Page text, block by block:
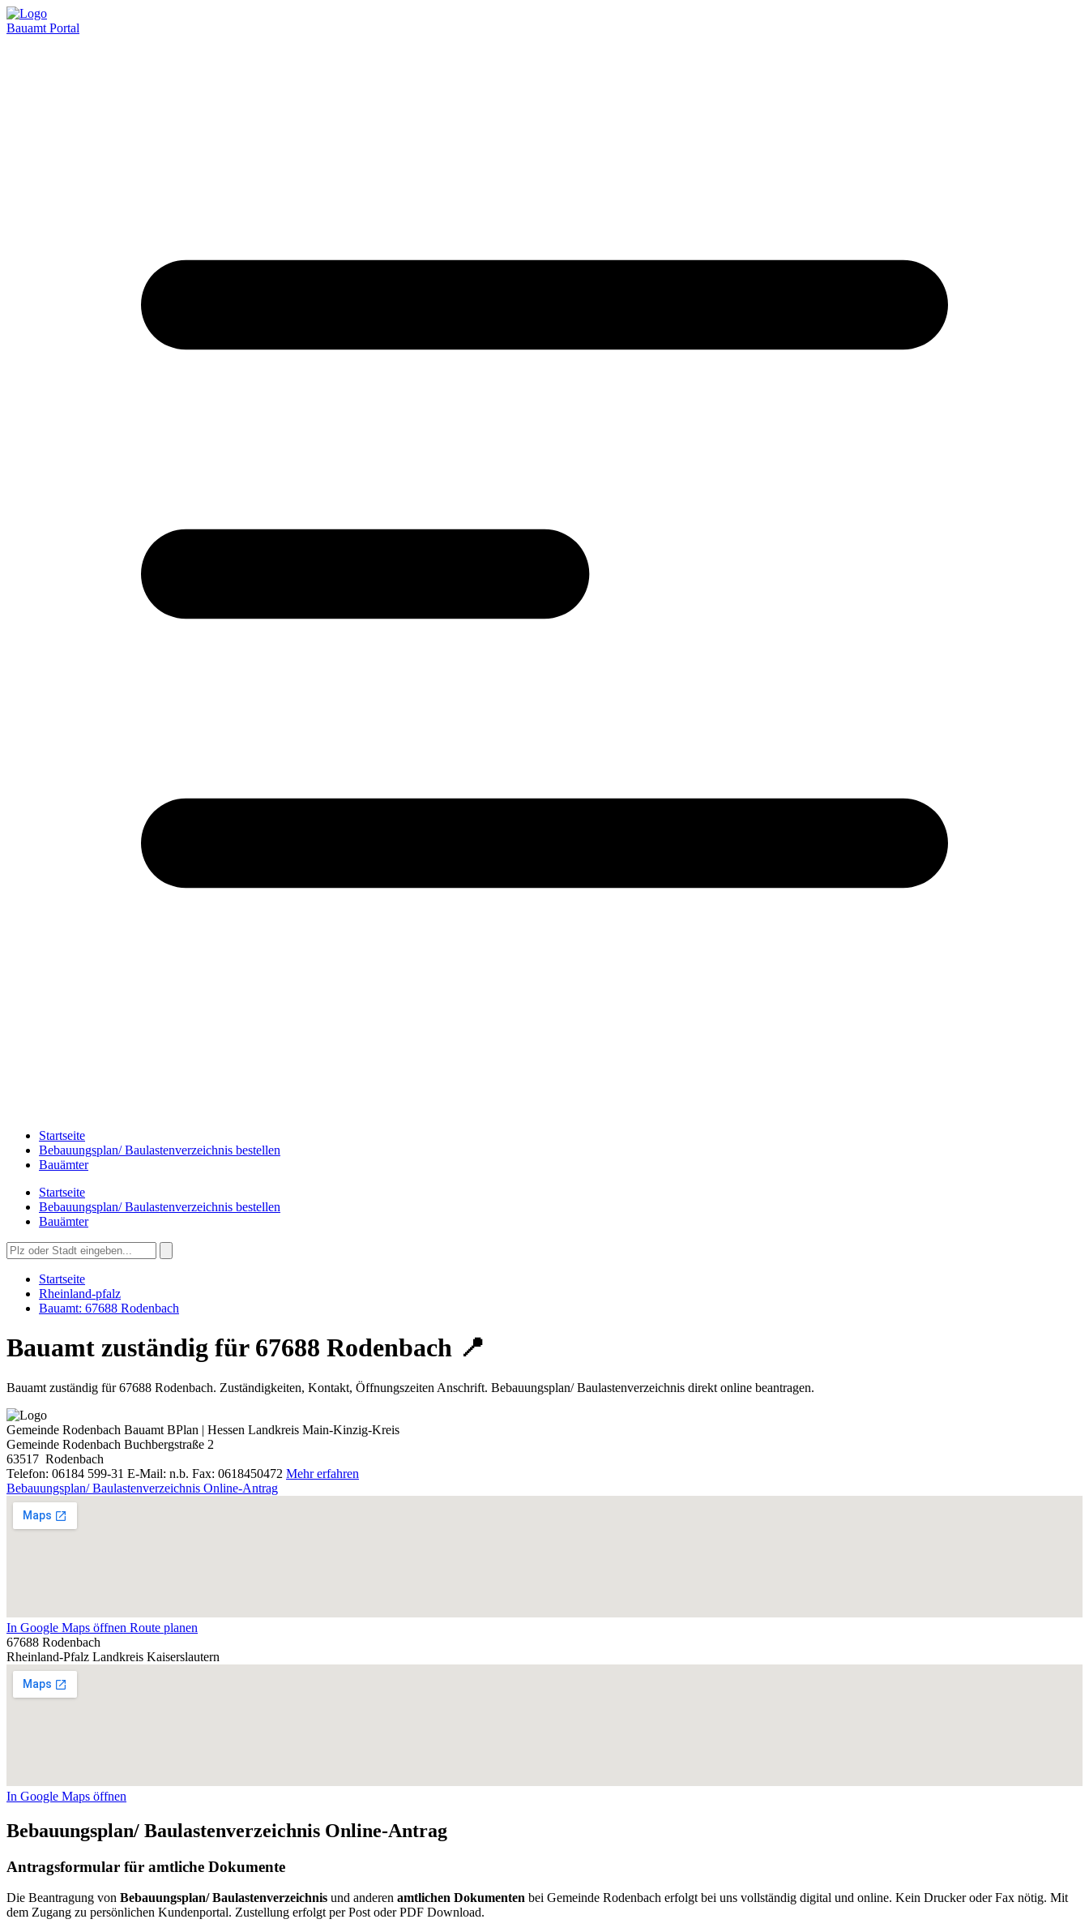
Bauamt Portal
Startseite
Bebauungsplan/ Baulastenverzeichnis bestellen
Bauämter
Startseite
Bebauungsplan/ Baulastenverzeichnis bestellen
Bauämter
Startseite
Rheinland-pfalz
Bauamt: 67688 Rodenbach
Bauamt zuständig für 67688 Rodenbach 📍
Bauamt zuständig für 67688 Rodenbach. Zuständigkeiten, Kontakt, Öffnungszeiten Anschrift. Bebauungsplan/ Baulastenverzeichnis direkt online beantragen.
Gemeinde Rodenbach Bauamt BPlan | Hessen Landkreis Main-Kinzig-Kreis
Gemeinde Rodenbach Buchbergstraße 2
63517 Rodenbach
Telefon: 06184 599-31 E-Mail: n.b. Fax: 0618450472 Mehr erfahren
Bebauungsplan/ Baulastenverzeichnis Online-Antrag
In Google Maps öffnen Route planen
67688 Rodenbach
Rheinland-Pfalz Landkreis Kaiserslautern
In Google Maps öffnen
Bebauungsplan/ Baulastenverzeichnis Online-Antrag
Antragsformular für amtliche Dokumente
Die Beantragung von Bebauungsplan/ Baulastenverzeichnis und anderen amtlichen Dokumenten bei Gemeinde Rodenbach erfolgt bei uns vollständig digital und online. Kein Drucker oder Fax nötig. Mit
dem Zugang zu persönlichen Kundenportal. Zustellung erfolgt per Post oder PDF Download.